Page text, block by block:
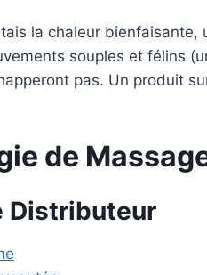
la chaleur bienfaisante,
souples et félins
pas. Un produit
de
Distributeur